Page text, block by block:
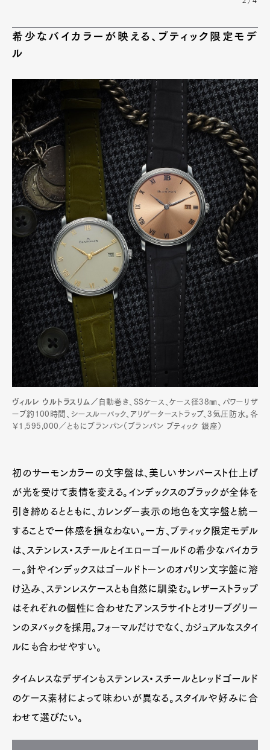
希少なバイカラーが映える、ブティック限定モデ
ル
ヴィルレ ウルトラスリム／ 自動巻き、SSケース、ケース径38㎜、パワーリザ
ーブ約100時間、シースルーバック、アリゲーターストラップ、3気圧防水。各
￥1,595,000／ともにブランパン（ブランパン ブティック 銀座）
初のサーモンカラーの文字盤は、美しいサンバースト仕上げ
が光を受けて表情を変える。インデックスのブラックが全体を
引き締めるとともに、カレンダー表示の地色を文字盤と統一
することで一体感を損なわない。一方、ブティック限定モデル
は、ステンレス・スチールとイエローゴールドの希少なバイカラ
ー。針やインデックスはゴールドトーンのオパリン文字盤に溶
け込み、ステンレスケースとも自然に馴染む。レザーストラップ
はそれぞれの個性に合わせたアンスラサイトとオリーブグリー
ンのヌバックを採用。フォーマルだけでなく、カジュアルなスタイ
ルにも合わせやすい。
タイムレスなデザインもステンレス・スチールとレッドゴールド
のケース素材によって味わいが異なる。スタイルや好みに合
わせて選びたい。